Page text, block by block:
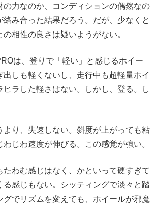
の力なのか、コンディションの偶然なの
絡み合った結果だろう。だが、少なくと
の相性の良さは疑いようがない。
は、登りで「軽い」と感じるホイー
出しも軽くないし、走行中も超軽量ホイ
ヒラした軽さはない。しかし、登る。し
より、失速しない。斜度が上がっても粘
わじわ速度が伸びる。この感覚が強い。
たわむ感じはなく、かといって硬すぎて
る感じもない。シッティングで淡々と踏
グでリズムを変えても、ホイールが邪魔